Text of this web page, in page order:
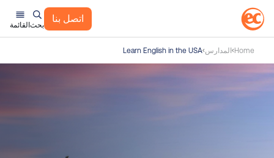
ط
اتصل بنا
بحث القائمة
Home المدارس Learn English in the USA